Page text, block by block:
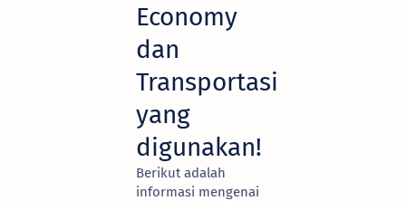
Economy
dan
Transportasi
yang
digunakan!
Berikut adalah
informasi mengenai